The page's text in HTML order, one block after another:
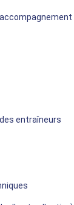
entraîneurs